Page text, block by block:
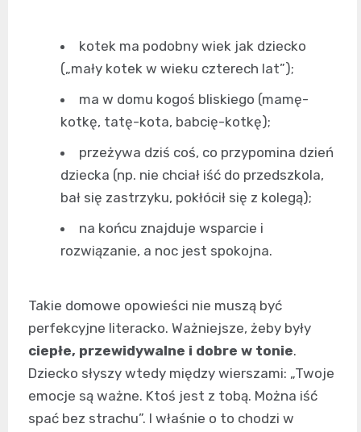
kotek ma podobny wiek jak dziecko
(„mały kotek w wieku czterech lat”);
ma w domu kogoś bliskiego (mamę-
kotkę, tatę-kota, babcię-kotkę);
przeżywa dziś coś, co przypomina dzień
dziecka (np. nie chciał iść do przedszkola,
bał się zastrzyku, pokłócił się z kolegą);
na końcu znajduje wsparcie i
rozwiązanie, a noc jest spokojna.
Takie domowe opowieści nie muszą być
perfekcyjne literacko. Ważniejsze, żeby były
ciepłe, przewidywalne i dobre w tonie.
Dziecko słyszy wtedy między wierszami: „Twoje
emocje są ważne. Ktoś jest z tobą. Można iść
spać bez strachu”. I właśnie o to chodzi w